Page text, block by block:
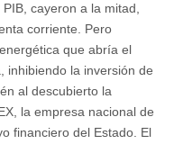
cayeron a la mitad,
corriente. Pero
que abría el
inhibiendo la inversión de
al descubierto la
la empresa nacional de
financiero del Estado. El